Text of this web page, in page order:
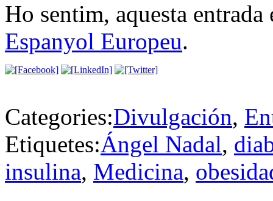
Ho sentim, aquesta
Espanyol Europeu.
Categories:Divulgación,
Etiquetes:Ángel Nadal,
insulina, Medicina,